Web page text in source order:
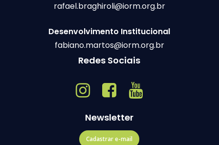
rafael.braghiroli@iorm.org.br
Desenvolvimento Institucional
fabiano.martos@iorm.org.br
Redes Sociais
Newsletter
Cadastrar e-mail